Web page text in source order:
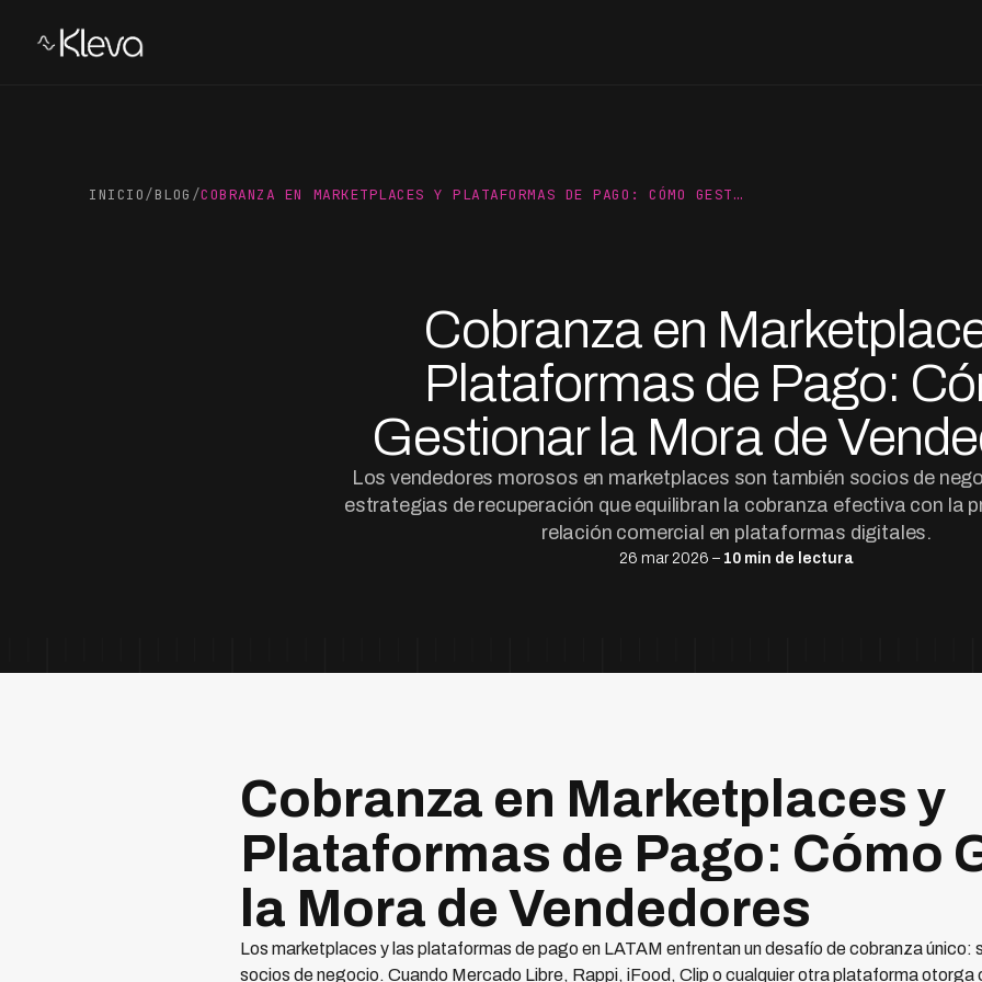
INICIO/BLOG /COBRANZA EN MARKETPLACES Y PLATAFORMAS DE PAGO: CÓMO GEST…
Cobranza en
Plataformas de Pago:
Gestionar la Mora de
Los vendedores morosos en marketplaces son también socios de
estrategias de recuperación que equilibran la cobranza efectiva con la
relación comercial en plataformas digitales.
26 mar 2026 – 10 min de lectura
Cobranza en Marketplaces y
Plataformas de Pago: Cómo
la Mora de Vendedores
Los marketplaces y las plataformas de pago en LATAM enfrentan un desafío de cobranza único:
socios de negocio. Cuando Mercado Libre, Rappi, iFood, Clip o cualquier otra plataforma otorga